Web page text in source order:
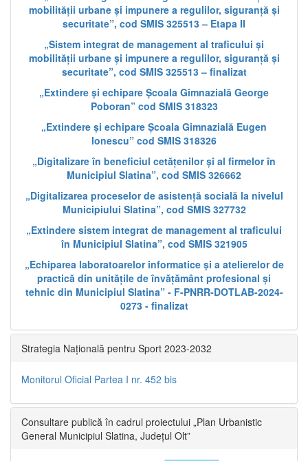
mobilității urbane și impunere a regulilor, siguranță și
securitate”, cod SMIS 325513 – Etapa II
„Sistem integrat de management al traficului și
mobilității urbane și impunere a regulilor, siguranță și
securitate”, cod SMIS 325513 – finalizat
„Extindere și echipare Școala Gimnazială George
Poboran” cod SMIS 318323
„Extindere și echipare Școala Gimnazială Eugen
Ionescu” cod SMIS 318326
„Digitalizare în beneficiul cetățenilor și al firmelor în
Municipiul Slatina”, cod SMIS 326662
„Digitalizarea proceselor de asistență socială la nivelul
Municipiului Slatina”, cod SMIS 327732
„Extindere sistem integrat de management al traficului
în Municipiul Slatina”, cod SMIS 321905
„Echiparea laboratoarelor informatice și a atelierelor de
practică din unitățile de învățământ profesional și
tehnic din Municipiul Slatina” - F-PNRR-DOTLAB-2024-
0273 - finalizat
Strategia Națională pentru Sport 2023-2032
Monitorul Oficial Partea I nr. 452 bis
Consultare publică în cadrul proiectului „Plan Urbanistic
General Municipiul Slatina, Județul Olt”